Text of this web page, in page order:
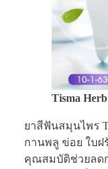
Tisma
ยาสีฟันสมุนไพร
กานพลู ข่อย ใบฝ
คุณสมบัติช่วยลด